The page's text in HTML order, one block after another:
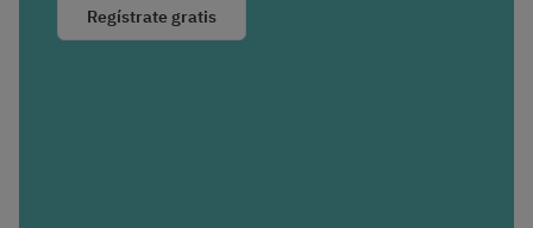
Regístrate gratis